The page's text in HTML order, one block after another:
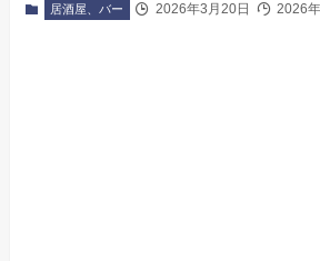
居酒屋、バー 2026年3月20日 2026